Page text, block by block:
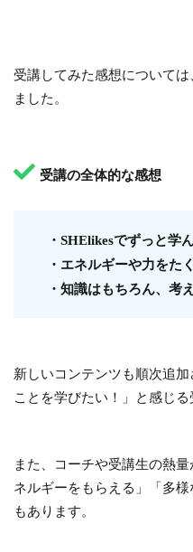
受講してみた感想について
ました。
受講の全体的な感想
・SHElikesでずっと学
・エネルギーや力をた
・知識はもちろん、考
新しいコンテンツも順次追
ことを学びたい！」と感じる
また、コーチや受講生の熱
ネルギーをもらえる」「多
もあります。